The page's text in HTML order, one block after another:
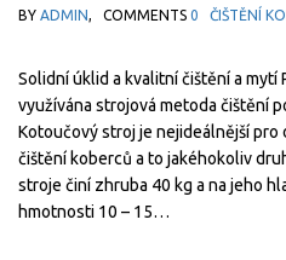
BY ADMIN COMMENTS 0 ČIŠTĚNÍ
Solidní úklid a kvalitní čištění a
využívána strojová metoda čištění
Kotoučový stroj je nejideálnější
čištění koberců a to jakéhokoliv
stroje činí zhruba 40 kg a na jeho
hmotnosti 10 – 15…